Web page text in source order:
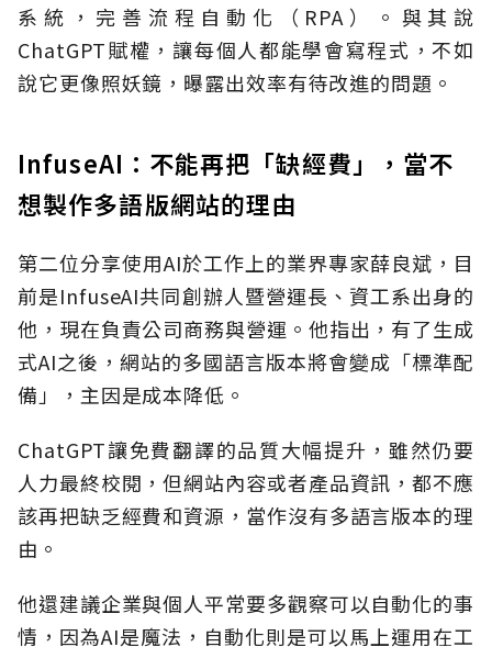
系統，完善流程自動化（RPA）。與其說
ChatGPT賦權，讓每個人都能學會寫程式，不如
說它更像照妖鏡，曝露出效率有待改進的問題。
InfuseAI：不能再把「缺經費」，當不
想製作多語版網站的理由
第二位分享使用AI於工作上的業界專家薛良斌，目
前是InfuseAI共同創辦人暨營運長、資工系出身的
他，現在負責公司商務與營運。他指出，有了生成
式AI之後，網站的多國語言版本將會變成「標準配
備」，主因是成本降低。
ChatGPT讓免費翻譯的品質大幅提升，雖然仍要
人力最終校閱，但網站內容或者產品資訊，都不應
該再把缺乏經費和資源，當作沒有多語言版本的理
由。
他還建議企業與個人平常要多觀察可以自動化的事
情，因為AI是魔法，自動化則是可以馬上運用在工